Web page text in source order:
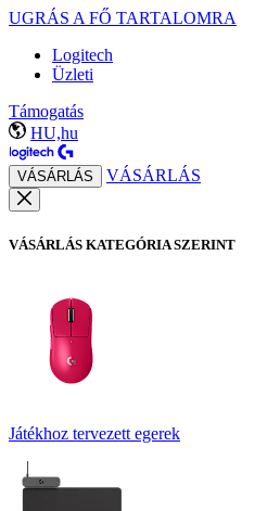
UGRÁS A FŐ TARTALOMRA
Logitech
Üzleti
Támogatás
HU,hu
VÁSÁRLÁS VÁSÁRLÁS
VÁSÁRLÁS KATEGÓRIA SZERINT
Játékhoz tervezett egerek